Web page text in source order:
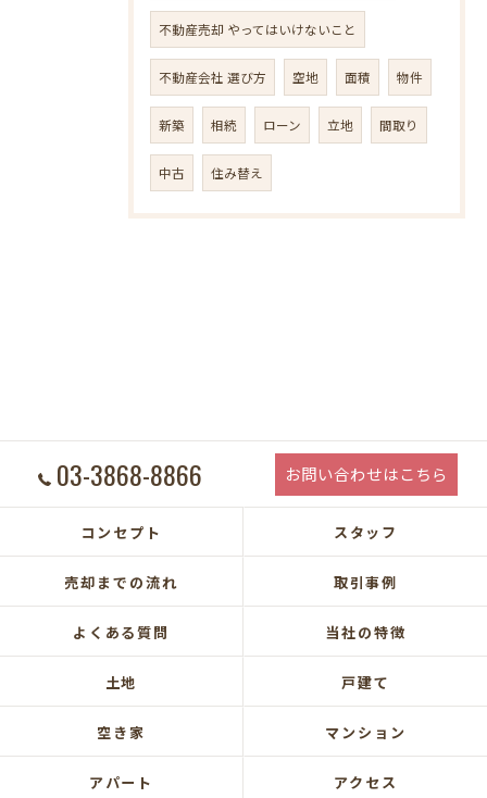
不動産売却 やってはいけないこと
不動産会社 選び方 空地 面積 物件
新築 相続 ローン 立地 間取り
中古 住み替え
03-3868-8866 お問い合わせはこちら
コンセプト スタッフ
売却までの流れ 取引事例
よくある質問 当社の特徴
土地 戸建て
空き家 マンション
アパート アクセス